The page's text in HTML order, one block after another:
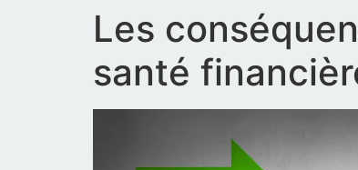
Les
santé